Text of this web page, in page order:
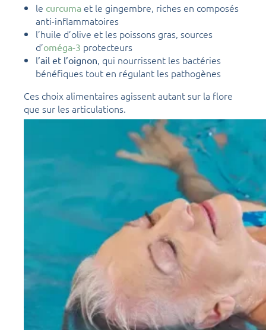
le curcuma et le gingembre, riches en composés
anti-inflammatoires
l’huile d’olive et les poissons gras, sources
d’oméga-3 protecteurs
l’ail et l’oignon, qui nourrissent les bactéries
bénéfiques tout en régulant les pathogènes
Ces choix alimentaires agissent autant sur la flore
que sur les articulations.